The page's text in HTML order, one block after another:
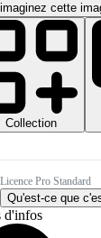
cette
Collection
Licence Pro Standard
Qu'est-ce que
d'infos